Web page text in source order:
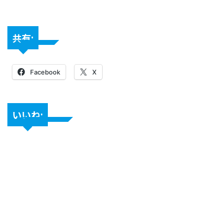
共有:
Facebook X
いいね: